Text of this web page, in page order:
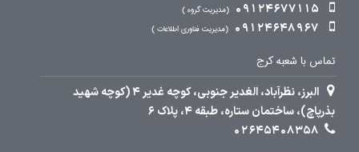
09124677115
مدیریت گروه
09124648967 مدیریت فناوری اطلاعات
تماس با شعبه کرج
البرز، نظرآباد، الغدیر جنوبی، کوچه غدیر 4 (کوچه شهید
بذرپاچ)، ساختمان ستاره، طبقه 4، پلاک 6
02645408358